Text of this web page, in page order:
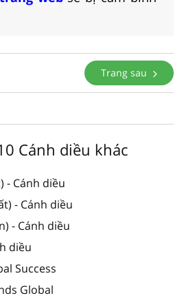
Trang sau
Cánh diều khác
- Cánh diều
- Cánh diều
- Cánh diều
diều
Success
Global